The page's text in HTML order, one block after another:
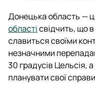
Донецька область —
областісвідчить, що
славиться своїми
незначними
30 градусів Цельсія,
планувати свої